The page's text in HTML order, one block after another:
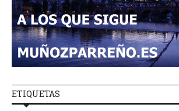
ETIQUETAS